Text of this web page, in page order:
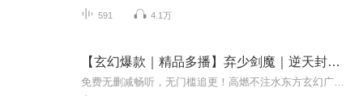
591 4.1万
【玄幻爆款｜精品多播】弃少剑魔｜逆天封神，执剑护妹